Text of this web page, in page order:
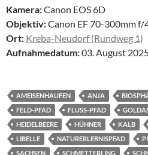
Kamera:Canon EOS 6D
Objektiv:Canon EF 70-300mm f/
Ort: Kreba-Neudorf (Rundweg 1)
Aufnahmedatum:03. August
AMEISENHAUFEN ANJA
FELD-PFAD
FLUSS-PFAD
HEIDELBEERE
HÜHNER KALB
LIBELLE
NATURERLEBNISPFAD
SACHSEN
SCHMETTERLING